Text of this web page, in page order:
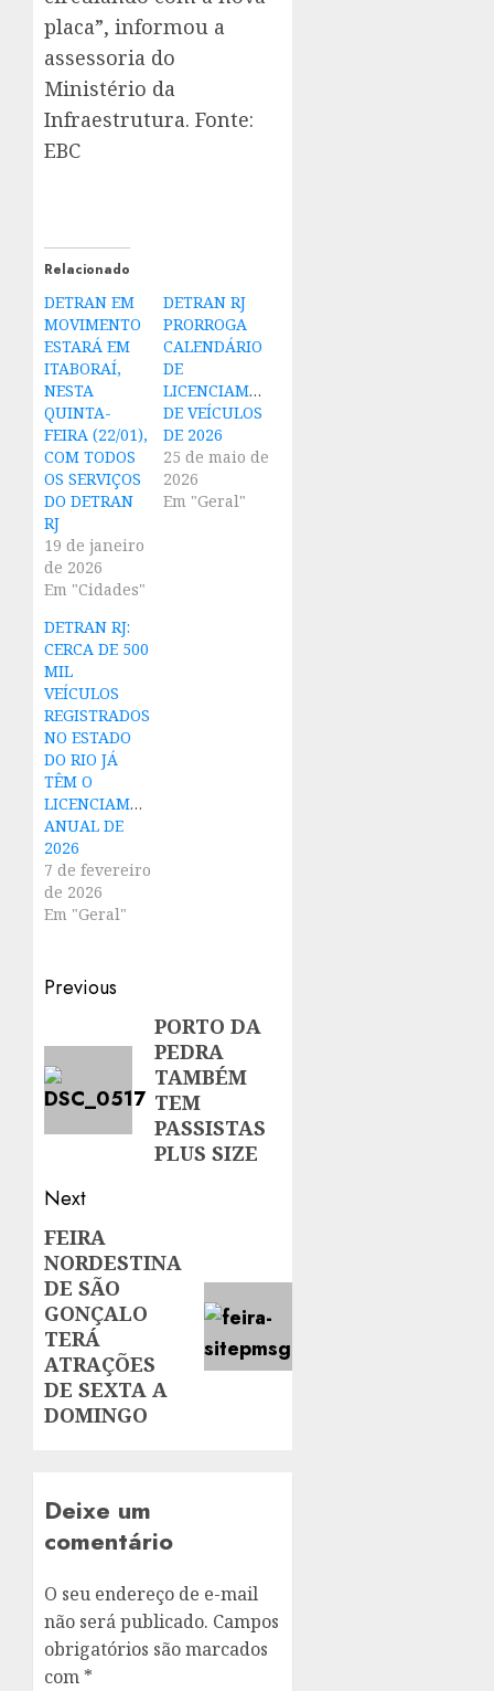
placa”, informou a
assessoria do
Ministério da
Infraestrutura. Fonte:
EBC
Relacionado
DETRAN EM
MOVIMENTO
ESTARÁ EM
ITABORAÍ,
NESTA
QUINTA-
FEIRA (22/01),
COM TODOS
OS SERVIÇOS
DO DETRAN
RJ
19 de janeiro
de 2026
Em "Cidades"
DETRAN RJ
PRORROGA
CALENDÁRIO
DE
LICENCIAMENTO
DE VEÍCULOS
DE 2026
25 de maio de
2026
Em "Geral"
DETRAN RJ:
CERCA DE 500
MIL
VEÍCULOS
REGISTRADOS
NO ESTADO
DO RIO JÁ
TÊM O
LICENCIAMENTO
ANUAL DE
2026
7 de fevereiro
de 2026
Em "Geral"
Post
navigation
Previous
post:
PORTO DA
PEDRA
TAMBÉM
TEM
PASSISTAS
PLUS SIZE
Next
Next
post:
FEIRA
NORDESTINA
DE SÃO
GONÇALO
TERÁ
ATRAÇÕES
DE SEXTA A
DOMINGO
Deixe um
comentário
O seu endereço de e-mail
não será publicado. Campos
obrigatórios são marcados
com *